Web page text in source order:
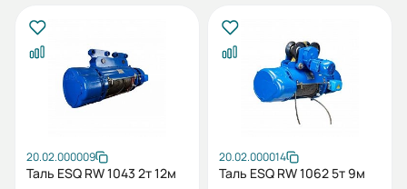
20.02.000009
Таль ESQ RW 1043 2т 12м
20.02.000014
Таль ESQ RW 1062 5т 9м